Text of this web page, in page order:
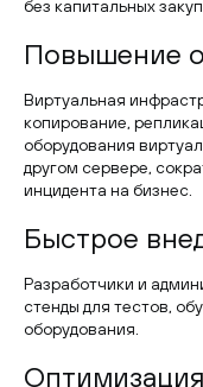
без капитальных
Повышение
Виртуальная
копирование,
оборудования
другом сервере,
инцидента на бизнес.
Быстрое
Разработчики и
стенды для тестов,
оборудования.